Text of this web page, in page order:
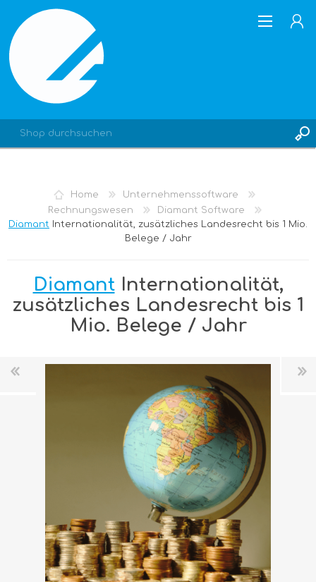
REGISTRIERUNG
ANMELDEN
Home
Unternehmenssoftware
Rechnungswesen
Diamant Software
Diamant Internationalität, zusätzliches Landesrecht bis 1 Mio.
Belege / Jahr
DiamantInternationalität,
zusätzliches Landesrecht bis 1
Mio. Belege / Jahr